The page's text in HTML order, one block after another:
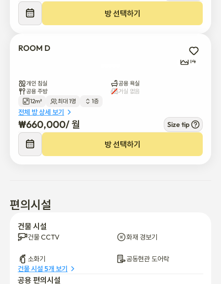
방 선택하기
ROOM D
14
개인 침실
공용 욕실
공용 주방
거실 없음
12m²
최대 1명 1층
전체 방 상세 보기
₩660,000/ 월 Size tip
방 선택하기
편의시설
건물 시설
건물 CCTV 화재 경보기
소화기
공동현관 도어락
건물 시설 5개 보기
공용 편의시설